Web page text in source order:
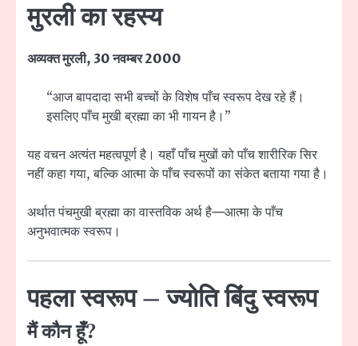
मुरली का रहस्य
अव्यक्त मुरली, 30 नवम्बर 2000
“आज बापदादा सभी बच्चों के विशेष पाँच स्वरूप देख रहे हैं।
इसलिए पाँच मुखी ब्रह्मा का भी गायन है।”
यह वचन अत्यंत महत्वपूर्ण है। यहाँ पाँच मुखों को पाँच शारीरिक सिर
नहीं कहा गया, बल्कि आत्मा के पाँच स्वरूपों का संकेत बताया गया है।
अर्थात पंचमुखी ब्रह्मा का वास्तविक अर्थ है—आत्मा के पाँच
अनुभवात्मक स्वरूप।
पहला स्वरूप – ज्योति बिंदु स्वरूप
मैं कौन हूँ?